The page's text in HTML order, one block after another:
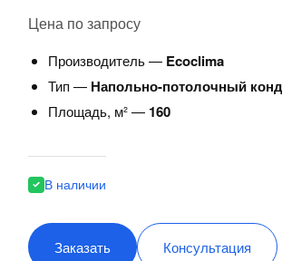
Цена по запросу
Производитель — Ecoclima
Тип — Напольно-потолочный
Площадь, м² — 160
В наличии
Заказать Консультация